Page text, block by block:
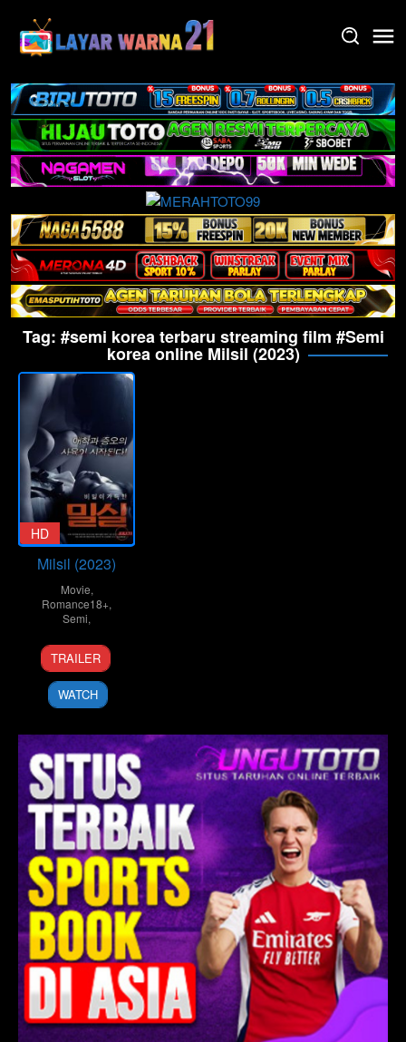
content
Tag: #semi korea terbaru streaming film #Semi
korea online Milsil (2023)
HD
Milsil (2023)
Movie,
Romance18+,
Semi,
TRAILER
WATCH